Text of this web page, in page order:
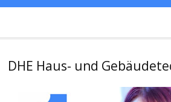
DHE Haus- und